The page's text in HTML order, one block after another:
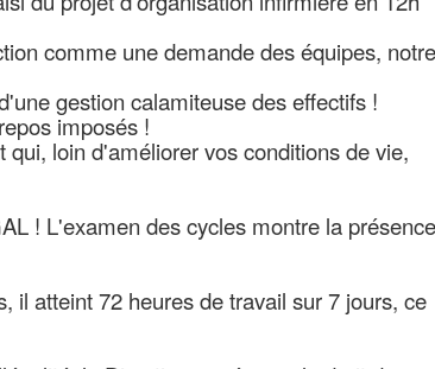
comme une demande des équipes, notre
gestion calamiteuse des effectifs !
imposés !
loin d'améliorer vos conditions de vie,
! L'examen des cycles montre la présence
il atteint 72 heures de travail sur 7 jours, ce